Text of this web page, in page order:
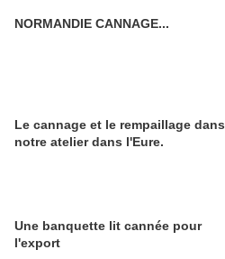
NORMANDIE CANNAGE...
Le cannage et le rempaillage dans
notre atelier dans l'Eure.
Une banquette lit cannée pour
l'export